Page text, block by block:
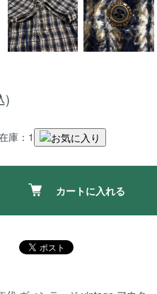
)
庫：1
カートに入れる